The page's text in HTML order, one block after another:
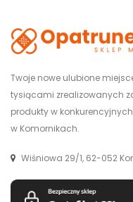
Twoje nowe ulubione
tysiącami zrealizowanych
produkty w
w Komornikach.
Wiśniowa 29/1, 62-052